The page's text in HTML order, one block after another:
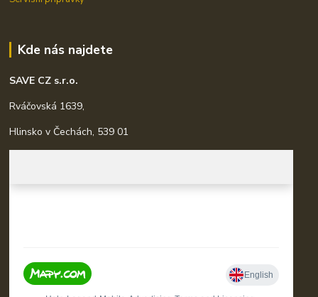
Kde nás najdete
SAVE CZ s.r.o.
Rváčovská 1639,
Hlinsko v Čechách, 539 01